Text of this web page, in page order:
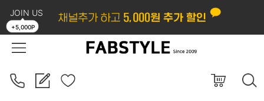
JOIN US
+5,000P
LOGIN ORDER MYPAGE